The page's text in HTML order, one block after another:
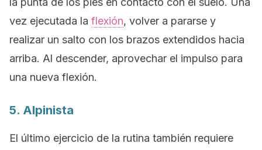
vez ejecutada la flexión, volver a pararse y
realizar un salto con los brazos extendidos hacia
arriba. Al descender, aprovechar el impulso para
una nueva flexión.
5. Alpinista
El último ejercicio de la rutina también requiere